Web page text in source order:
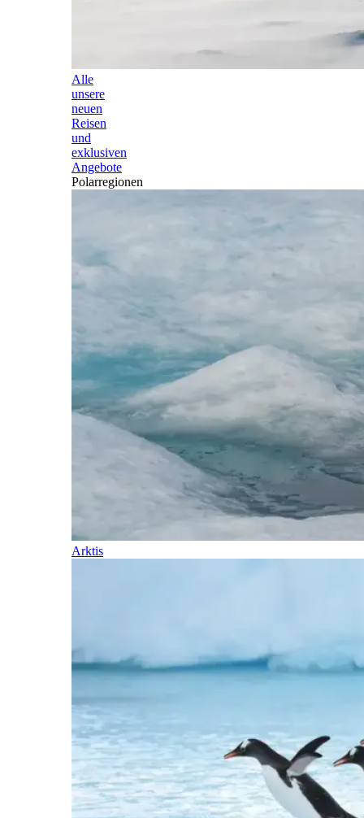
Alle
unsere
neuen
Reisen
und
exklusiven
Angebote
Polarregionen
Arktis